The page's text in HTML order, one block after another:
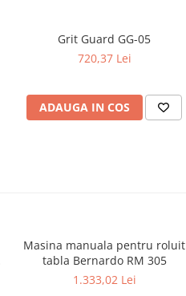
Grit Guard GG-05
720,37 Lei
ADAUGA IN COS
Masina manuala pentru roluit
tabla Bernardo RM 305
1.333,02 Lei